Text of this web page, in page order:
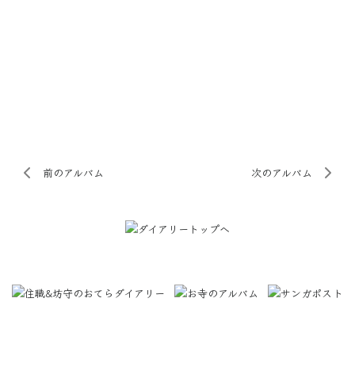
前のアルバム 次のアルバム